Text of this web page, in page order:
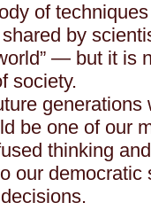
of
by
— but it is
society.
be one of our
thinking
our democratic